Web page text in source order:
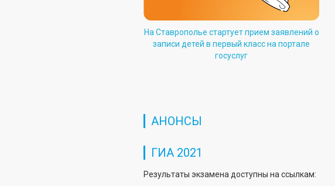
На Ставрополье стартует прием заявлений о
записи детей в первый класс на портале
госуслуг
АНОНСЫ
ГИА 2021
Результаты экзамена доступны на ссылкам: